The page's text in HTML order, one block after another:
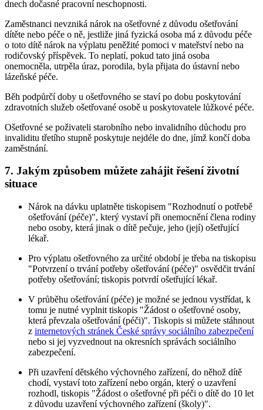
dnech dočasné pracovní neschopnosti.
Zaměstnanci nevzniká nárok na ošetřovné z důvodu ošetřování
dítěte nebo péče o ně, jestliže jiná fyzická osoba má z důvodu péče
o toto dítě nárok na výplatu peněžité pomoci v mateřství nebo na
rodičovský příspěvek. To neplatí, pokud tato jiná osoba
onemocněla, utrpěla úraz, porodila, byla přijata do ústavní nebo
lázeňské péče.
Běh podpůrčí doby u ošetřovného se staví po dobu poskytování
zdravotních služeb ošetřované osobě u poskytovatele lůžkové péče.
Ošetřovné se poživateli starobního nebo invalidního důchodu pro
invaliditu třetího stupně poskytuje nejdéle do dne, jímž končí doba
zaměstnání.
7. Jakým způsobem můžete zahájit řešení životní
situace
Nárok na dávku uplatněte tiskopisem "Rozhodnutí o potřebě
ošetřování (péče)", který vystaví při onemocnění člena rodiny
nebo osoby, která jinak o dítě pečuje, jeho (její) ošetřující
lékař.
Pro výplatu ošetřovného za určité období je třeba na tiskopisu
"Potvrzení o trvání potřeby ošetřování (péče)" osvědčit trvání
potřeby ošetřování; tiskopis potvrdí ošetřující lékař.
V průběhu ošetřování (péče) je možné se jednou vystřídat, k
tomu je nutné vyplnit tiskopis "Žádost o ošetřovné osoby,
která převzala ošetřování (péči)". Tiskopis si můžete stáhnout
z internetových stránek České správy sociálního zabezpečení
nebo si jej vyzvednout na okresních správách sociálního
zabezpečení.
Při uzavření dětského výchovného zařízení, do něhož dítě
chodí, vystaví toto zařízení nebo orgán, který o uzavření
rozhodl, tiskopis "Žádost o ošetřovné při péči o dítě do 10 let
z důvodu uzavření výchovného zařízení (školy)".